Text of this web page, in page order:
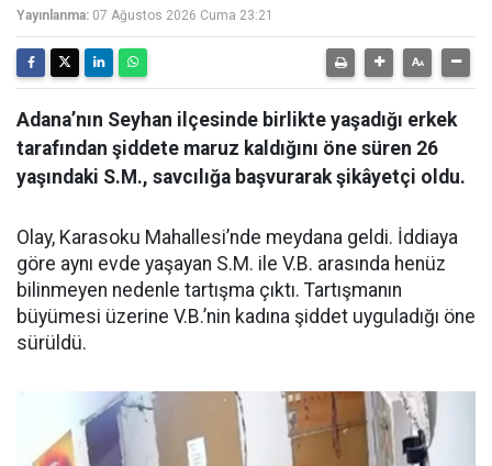
Yayınlanma: 07 Ağustos 2026 Cuma 23:21
Adana’nın Seyhan ilçesinde birlikte yaşadığı erkek
tarafından şiddete maruz kaldığını öne süren 26
yaşındaki S.M., savcılığa başvurarak şikâyetçi oldu.
Olay, Karasoku Mahallesi’nde meydana geldi. İddiaya
göre aynı evde yaşayan S.M. ile V.B. arasında henüz
bilinmeyen nedenle tartışma çıktı. Tartışmanın
büyümesi üzerine V.B.’nin kadına şiddet uyguladığı öne
sürüldü.